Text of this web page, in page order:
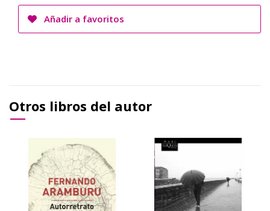
Añadir a favoritos
Otros libros del autor